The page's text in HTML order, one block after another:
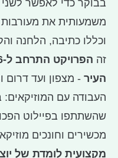
בבוקר כדי לאפשר
משמעותית את מעורבות
וכללו כתיבה, הלחנה
זה
העיר - מצפון ועד דרום
העבודה עם המוזיקאים:
שהשתתפו בפיילוט
מכשירים וחונכים
מקצועית לומדת של